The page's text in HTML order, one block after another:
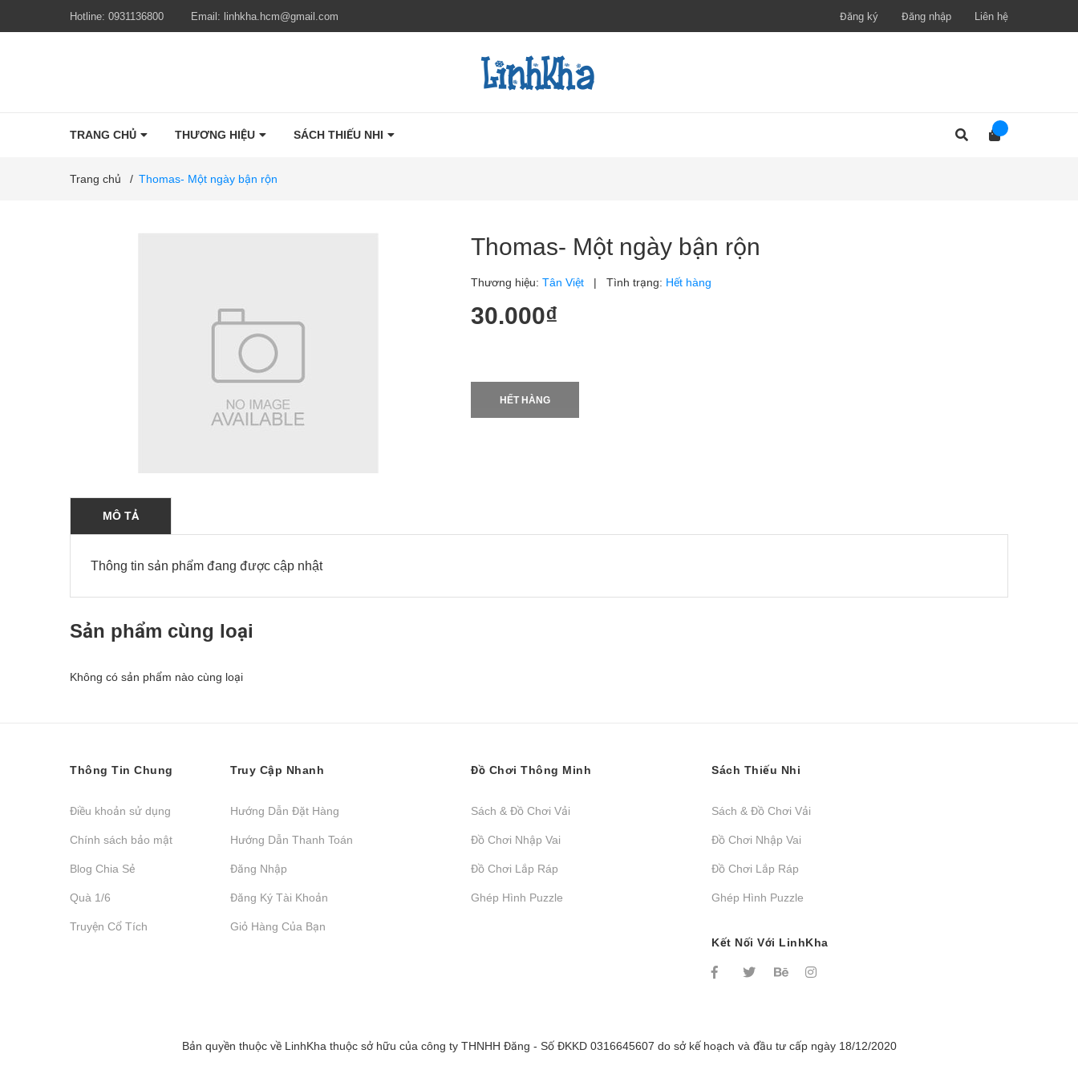
Hotline: 0931136800 Email: linhkha.hcm@gmail.com Đăng ký Đăng nhập Liên hệ
TRANG CHỦ THƯƠNG HIỆU SÁCH THIẾU NHI
Trang chủ / Thomas- Một ngày bận rộn
Thomas- Một ngày bận rộn
Thương hiệu: Tân Việt | Tình trạng: Hết hàng
30.000₫
HẾT HÀNG
MÔ TẢ
Thông tin sản phẩm đang được cập nhật
Sản phẩm cùng loại
Không có sản phẩm nào cùng loại
Thông Tin Chung
Điều khoản sử dụng
Chính sách bảo mật
Blog Chia Sẻ
Quà 1/6
Truyện Cổ Tích
Truy Cập Nhanh
Hướng Dẫn Đặt Hàng
Hướng Dẫn Thanh Toán
Đăng Nhập
Đăng Ký Tài Khoản
Giỏ Hàng Của Bạn
Đồ Chơi Thông Minh
Sách & Đồ Chơi Vải
Đồ Chơi Nhập Vai
Đồ Chơi Lắp Ráp
Ghép Hình Puzzle
Sách Thiếu Nhi
Sách & Đồ Chơi Vải
Đồ Chơi Nhập Vai
Đồ Chơi Lắp Ráp
Ghép Hình Puzzle
Kết Nối Với LinhKha
Bản quyền thuộc về LinhKha thuộc sở hữu của công ty THNHH Đăng - Số ĐKKD 0316645607 do sở kế hoạch và đầu tư cấp ngày 18/12/2020